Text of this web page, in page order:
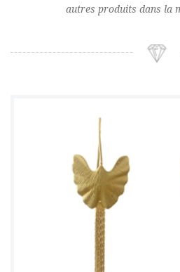
autres produits dans la